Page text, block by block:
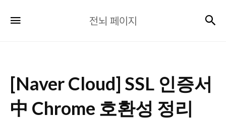
뇌
전뇌 페이지
[Naver Cloud] SSL 인증서
中 Chrome 호환성 정리